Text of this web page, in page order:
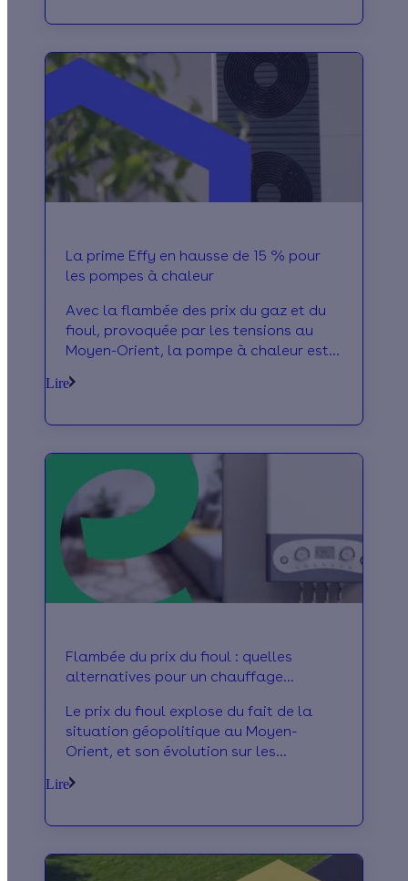
La prime Effy en hausse de 15 % pour
les pompes à chaleur
Avec la flambée des prix du gaz et du
fioul, provoquée par les tensions au
Moyen-Orient, la pompe à chaleur est
performante pour vos clients, et
d’augmenter les montants de ses
primes sur ces appareils. On vous dit
tout.
Lire
Flambée du prix du fioul : quelles
alternatives pour un chauffage
Le prix du fioul explose du fait de la
situation géopolitique au Moyen-
Orient, et son évolution sur les
Comment se prémunir de ces hausses ?
économiques pour votre chauffage.
Lire